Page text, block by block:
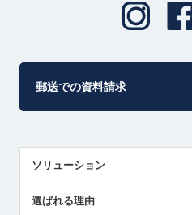
郵送での資料請求
ソリューション
解決策提案
選ばれる理由